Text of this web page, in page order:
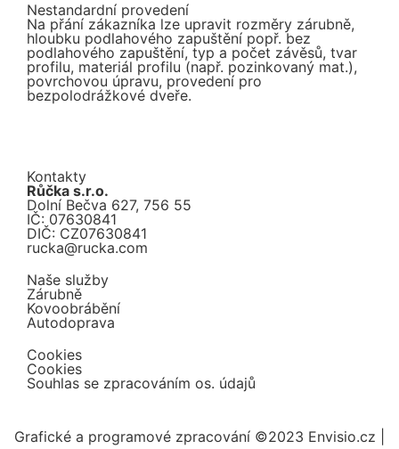
Nestandardní provedení
Na přání zákazníka lze upravit rozměry zárubně,
hloubku podlahového zapuštění popř. bez
podlahového zapuštění, typ a počet závěsů, tvar
profilu, materiál profilu (např. pozinkovaný mat.),
povrchovou úpravu, provedení pro
bezpolodrážkové dveře.
Kontakty
Růčka s.r.o.
Dolní Bečva 627, 756 55
IČ: 07630841
DIČ: CZ07630841
rucka@rucka.com
Naše služby
Zárubně
Kovoobrábění
Autodoprava
Cookies
Cookies
Souhlas se zpracováním os. údajů
Grafické a programové zpracování ©2023 Envisio.cz |